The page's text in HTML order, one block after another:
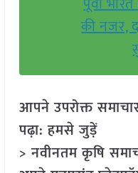
की नजर,
आपने उपरोक्त
पढ़ा: हमसे जुड़ें
> नवीनतम कृषि